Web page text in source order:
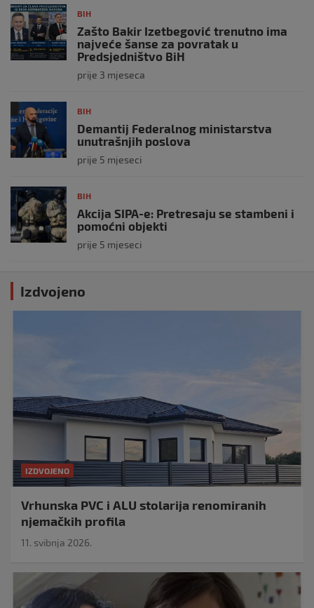
BIH
Zašto Bakir Izetbegović trenutno ima
najveće šanse za povratak u
Predsjedništvo BiH
prije 3 mjeseca
BIH
Demantij Federalnog ministarstva
unutrašnjih poslova
prije 5 mjeseci
BIH
Akcija SIPA-e: Pretresaju se stambeni i
pomoćni objekti
prije 5 mjeseci
Izdvojeno
IZDVOJENO
Vrhunska PVC i ALU stolarija renomiranih
njemačkih profila
11. svibnja 2026.